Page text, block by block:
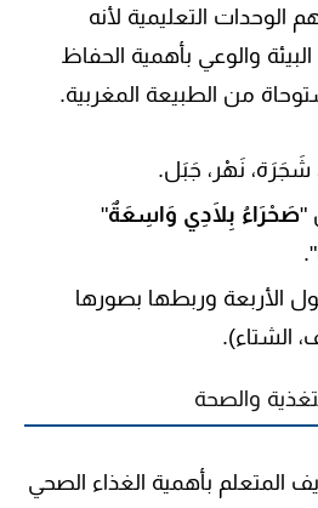
التعليمية لأنه
والوعي بأهمية الحفاظ
من الطبيعة المغربية.
شَجَرَة، نَهْر، جَبَل.
"صَحْرَاءُ بِلَادِي وَاسِعَةٌ"
".
الأربعة وربطها بصورها
الشتاء).
والصحة
المتعلم بأهمية الغذاء الصحي